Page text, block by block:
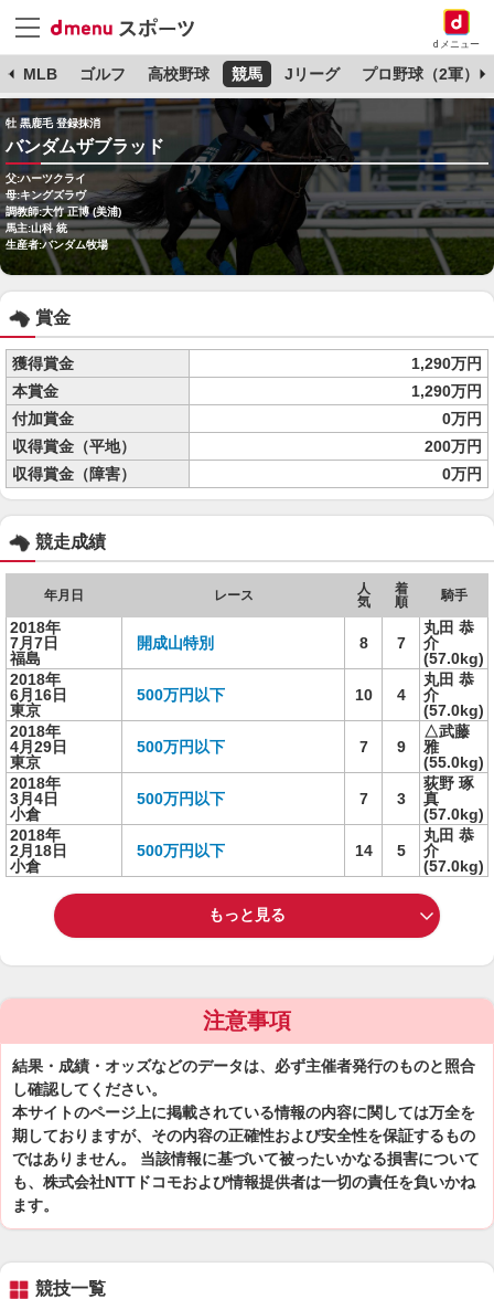
dメニュー
MLB ゴルフ 高校野球 競馬 Jリーグ プロ野球（2軍）
牡 黒鹿毛 登録抹消
バンダムザブラッド
父:ハーツクライ
母:キングズラヴ
調教師:大竹 正博 (美浦)
馬主:山科 統
生産者:バンダム牧場
賞金
獲得賞金
1,290万円
本賞金
1,290万円
付加賞金
0万円
収得賞金（平地）
200万円
収得賞金（障害）
0万円
競走成績
年月日 レース
人
気
着
順
騎手
2018年
7月7日
福島
開成山特別 8 7
丸田 恭
介
(57.0kg)
2018年
6月16日
東京
500万円以下 10 4
丸田 恭
介
(57.0kg)
2018年
4月29日
東京
500万円以下 7 9
△武藤
雅
(55.0kg)
2018年
3月4日
小倉
500万円以下 7 3
荻野 琢
真
(57.0kg)
2018年
2月18日
小倉
500万円以下 14 5
丸田 恭
介
(57.0kg)
もっと見る
注意事項
結果・成績・オッズなどのデータは、必ず主催者発行のものと照合
し確認してください。
本サイトのページ上に掲載されている情報の内容に関しては万全を
期しておりますが、その内容の正確性および安全性を保証するもの
ではありません。 当該情報に基づいて被ったいかなる損害について
も、株式会社NTTドコモおよび情報提供者は一切の責任を負いかね
ます。
競技一覧